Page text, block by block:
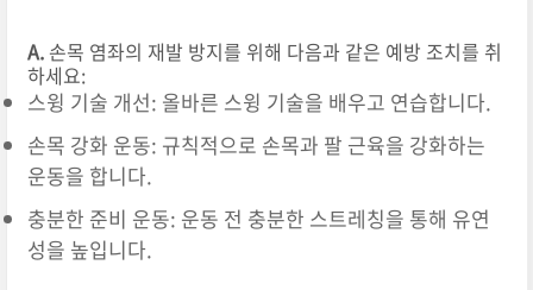
A.손목 염좌의 재발 방지를 위해 다음과 같은 예방 조치를 취
하세요:
스윙 기술 개선: 올바른 스윙 기술을 배우고 연습합니다.
손목 강화 운동: 규칙적으로 손목과 팔 근육을 강화하는
운동을 합니다.
충분한 준비 운동: 운동 전 충분한 스트레칭을 통해 유연
성을 높입니다.